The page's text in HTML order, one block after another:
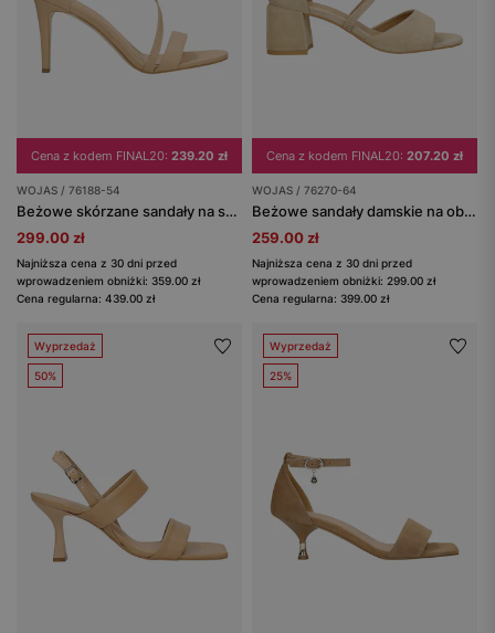
Cena z kodem FINAL20: 239.20 zł
WOJAS / 76188-54
Beżowe skórzane sandały na szpilce
299.00 zł
Najniższa cena z 30 dni przed
wprowadzeniem obniżki: 359.00 zł
Cena regularna: 439.00 zł
Cena z kodem FINAL20: 207.20 zł
WOJAS / 76270-64
Beżowe sandały damskie na obcasie ze skóry welurowej
259.00 zł
Najniższa cena z 30 dni przed
wprowadzeniem obniżki: 299.00 zł
Cena regularna: 399.00 zł
Wyprzedaż
50%
Wyprzedaż
25%